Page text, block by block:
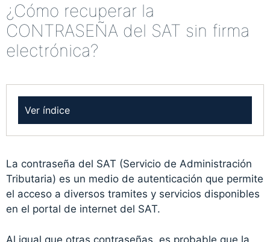
¿Cómo recuperar la
CONTRASEÑA del SAT sin firma
electrónica?
Ver índice
La contraseña del SAT (Servicio de Administración
Tributaria) es un medio de autenticación que permite
el acceso a diversos tramites y servicios disponibles
en el portal de internet del SAT.
Al igual que otras contraseñas, es probable que la